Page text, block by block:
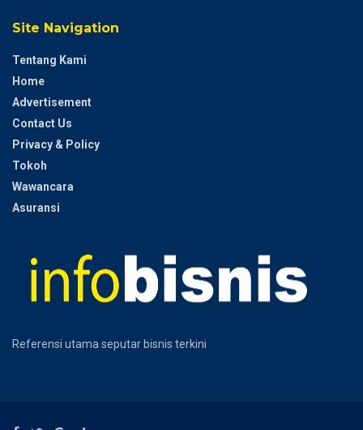
Site Navigation
Tentang Kami
Home
Advertisement
Contact Us
Privacy & Policy
Tokoh
Wawancara
Asuransi
Referensi utama seputar bisnis terkini